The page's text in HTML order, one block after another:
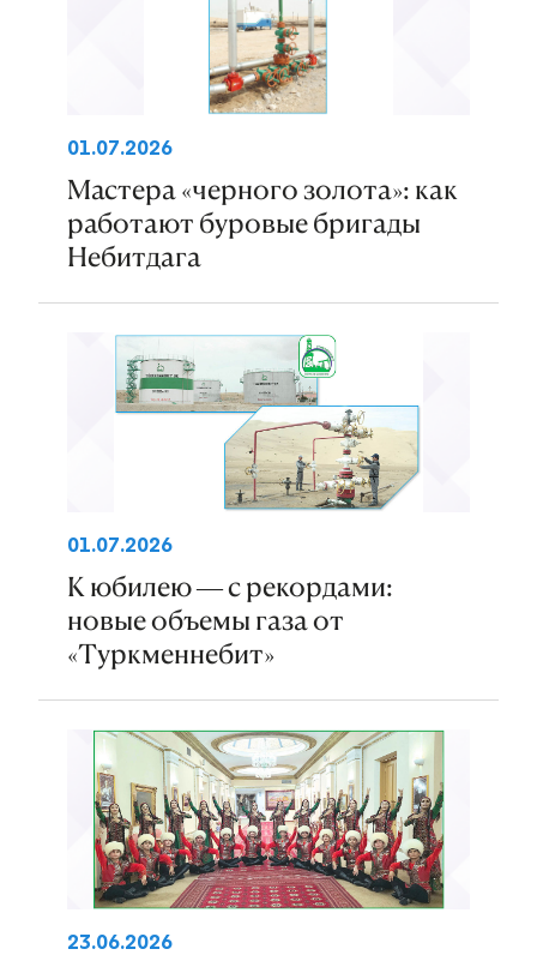
01.07.2026
Мастера «черного золота»: как
работают буровые бригады
Небитдага
01.07.2026
К юбилею — с рекордами:
новые объемы газа от
«Туркменнебит»
23.06.2026